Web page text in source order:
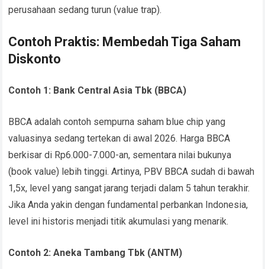
perusahaan sedang turun (value trap).
Contoh Praktis: Membedah Tiga Saham
Diskonto
Contoh 1: Bank Central Asia Tbk (BBCA)
BBCA adalah contoh sempurna saham blue chip yang
valuasinya sedang tertekan di awal 2026. Harga BBCA
berkisar di Rp6.000-7.000-an, sementara nilai bukunya
(book value) lebih tinggi. Artinya, PBV BBCA sudah di bawah
1,5x, level yang sangat jarang terjadi dalam 5 tahun terakhir.
Jika Anda yakin dengan fundamental perbankan Indonesia,
level ini historis menjadi titik akumulasi yang menarik.
Contoh 2: Aneka Tambang Tbk (ANTM)